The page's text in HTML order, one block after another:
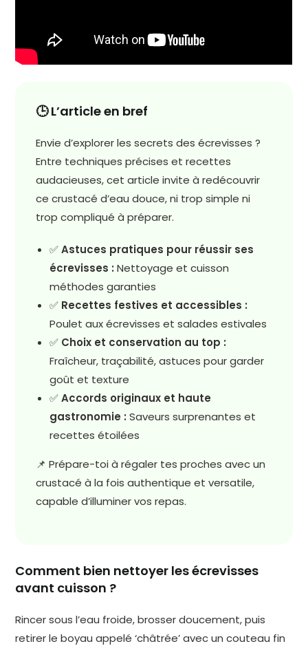
🕒 L’article en bref
Envie d’explorer les secrets des écrevisses ?
Entre techniques précises et recettes
audacieuses, cet article invite à redécouvrir
ce crustacé d’eau douce, ni trop simple ni
trop compliqué à préparer.
✅Astuces pratiques pour réussir ses
écrevisses : Nettoyage et cuisson
méthodes garanties
✅ Recettes festives et accessibles :
Poulet aux écrevisses et salades estivales
✅ Choix et conservation au top :
Fraîcheur, traçabilité, astuces pour garder
goût et texture
✅Accords originaux et haute
gastronomie : Saveurs surprenantes et
recettes étoilées
📌 Prépare-toi à régaler tes proches avec un
crustacé à la fois authentique et versatile,
capable d’illuminer vos repas.
Comment bien nettoyer les écrevisses
avant cuisson ?
Rincer sous l’eau froide, brosser doucement, puis
retirer le boyau appelé ‘châtrée’ avec un couteau fin